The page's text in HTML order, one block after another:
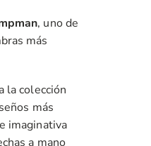
295,00 €
hasta
, uno de
más
la colección
más
imaginativa
a mano